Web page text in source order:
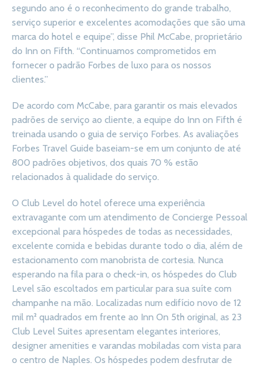
segundo ano é o reconhecimento do grande trabalho,
serviço superior e excelentes acomodações que são uma
marca do hotel e equipe”, disse Phil McCabe, proprietário
do Inn on Fifth. “Continuamos comprometidos em
fornecer o padrão Forbes de luxo para os nossos
clientes.”
De acordo com McCabe, para garantir os mais elevados
padrões de serviço ao cliente, a equipe do Inn on Fifth é
treinada usando o guia de serviço Forbes. As avaliações
Forbes Travel Guide baseiam-se em um conjunto de até
800 padrões objetivos, dos quais 70 % estão
relacionados à qualidade do serviço.
O Club Level do hotel oferece uma experiência
extravagante com um atendimento de Concierge Pessoal
excepcional para hóspedes de todas as necessidades,
excelente comida e bebidas durante todo o dia, além de
estacionamento com manobrista de cortesia. Nunca
esperando na fila para o check-in, os hóspedes do Club
Level são escoltados em particular para sua suíte com
champanhe na mão. Localizadas num edifício novo de 12
mil m² quadrados em frente ao Inn On 5th original, as 23
Club Level Suites apresentam elegantes interiores,
designer amenities e varandas mobiladas com vista para
o centro de Naples. Os hóspedes podem desfrutar de